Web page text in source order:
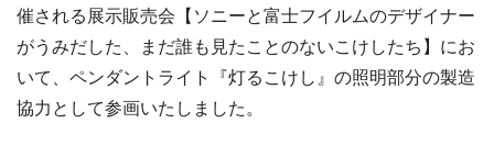
催される展示販売会【ソニーと富士フイルムのデザイナー
がうみだした、まだ誰も見たことのないこけしたち】にお
いて、ペンダントライト『灯るこけし』の照明部分の製造
協力として参画いたしました。